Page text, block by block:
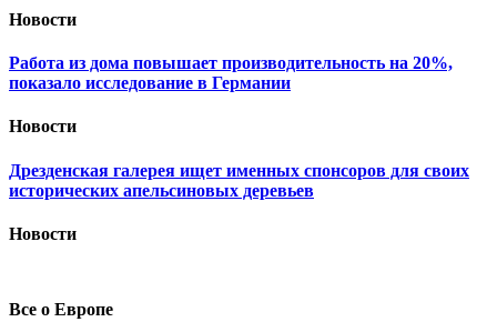
Новости
Работа из дома повышает производительность на 20%,
показало исследование в Германии
Новости
Дрезденская галерея ищет именных спонсоров для своих
исторических апельсиновых деревьев
Новости
Все о Европе